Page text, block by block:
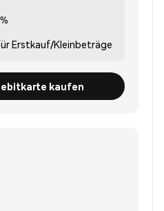
Erstkauf/Kleinbeträge
kaufen